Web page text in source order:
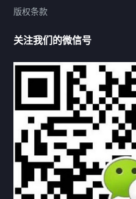
热门标签
机构链接
联系方式 关于我们
下载与支持
资料下载 视频中心
常见问题
购买流程 版权条款
版权条款
关注我们的微信号